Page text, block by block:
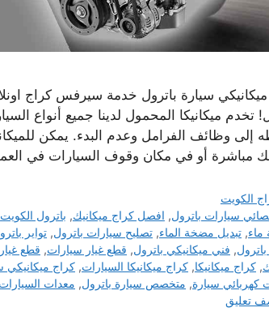
سيارة باترول خدمة سيرفس كراج
تخدم ميكانيكا المحمول لدينا جميع أنواع
إلى وظائف الفرامل وعدم البدء. يمكن
مباشرة أو في مكان وقوف السيارات في
الكويت
سيارات باترول, افصل كراج ميكانيك, باترول الكويت
ماء, تبديل مضخة الماء, تصليح سيارات باترول, تواير
, فني ميكانيكي باترول, قطع غيار سيارات, قطع
, كراج ميكانيكا, كراج ميكانيكا السيارات, كراج ميكانيكي
كهربائي سيارة, متخصص سيارة باترول, معدات السيارات
تعليق